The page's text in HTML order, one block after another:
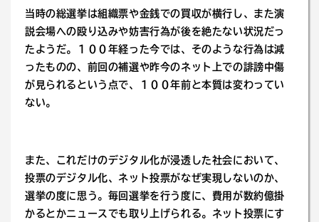
当時の総選挙は組織票や金銭での買収が横行し、また演
説会場への殴り込みや妨害行為が後を絶たない状況だっ
たようだ。１００年経った今では、そのような行為は減
ったものの、前回の補選や昨今のネット上での誹謗中傷
が見られるという点で、１００年前と本質は変わってい
ない。
また、これだけのデジタル化が浸透した社会において、
投票のデジタル化、ネット投票がなぜ実現しないのか、
選挙の度に思う。毎回選挙を行う度に、費用が数約億掛
かるとかニュースでも取り上げられる。ネット投票にす